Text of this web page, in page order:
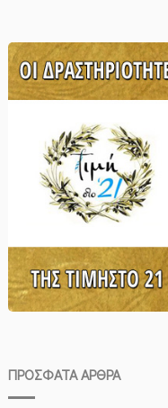
ΠΡΌΣΦΑΤΑ ΆΡΘΡΑ